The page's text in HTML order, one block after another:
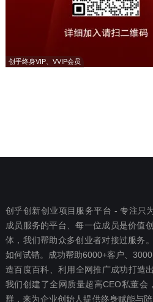
创乎终身VIP、VVIP会员
创乎创新创业项目服务平台 - 专注只
成员服务的平台、每一位成员是价值
体，我们帮助众多创业者对接过服务
如何试错。成功帮助6000+客户、
造百度百科、利用全网推广成功打造
我们创建了全网质量超高CEO私董会
群，来为企业创始人提供终身赋能与